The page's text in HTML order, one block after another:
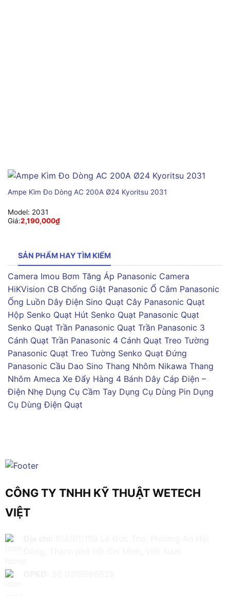
Ampe Kìm Đo Dòng AC 200A Ø24 Kyoritsu 2031
Model: 2031
Giá:2,190,000₫
SẢN PHẨM HAY TÌM KIẾM
Camera Imou Bơm Tăng Áp Panasonic Camera
HiKVision CB Chống Giật Panasonic Ổ Cắm Panasonic
Ống Luồn Dây Điện Sino Quạt Cây Panasonic Quạt
Hộp Senko Quạt Hút Senko Quạt Panasonic Quạt
Senko Quạt Trần Panasonic Quạt Trần Panasonic 3
Cánh Quạt Trần Panasonic 4 Cánh Quạt Treo Tường
Panasonic Quạt Treo Tường Senko Quạt Đứng
Panasonic Cầu Dao Sino Thang Nhôm Nikawa Thang
Nhôm Ameca Xe Đẩy Hàng 4 Bánh Dây Cáp Điện –
Điện Nhẹ Dụng Cụ Cầm Tay Dụng Cụ Dùng Pin Dụng
Cụ Dùng Điện Quạt
CÔNG TY TNHH KỸ THUẬT WETECH
VIỆT